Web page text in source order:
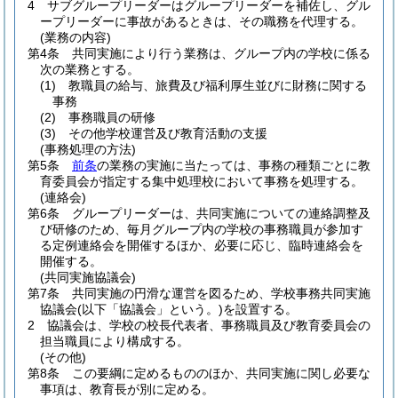
4
サブグループリーダーはグループリーダーを補佐し、グル
ープリーダーに事故があるときは、その職務を代理する。
(業務の内容)
第4条
共同実施により行う業務は、グループ内の学校に係る
次の業務とする。
(1)
教職員の給与、旅費及び福利厚生並びに財務に関する
事務
(2)
事務職員の研修
(3)
その他学校運営及び教育活動の支援
(事務処理の方法)
第5条
前条の業務の実施に当たっては、事務の種類ごとに教
育委員会が指定する集中処理校において事務を処理する。
(連絡会)
第6条
グループリーダーは、共同実施についての連絡調整及
び研修のため、毎月グループ内の学校の事務職員が参加す
る定例連絡会を開催するほか、必要に応じ、臨時連絡会を
開催する。
(共同実施協議会)
第7条
共同実施の円滑な運営を図るため、学校事務共同実施
協議会(以下「協議会」という。)を設置する。
2
協議会は、学校の校長代表者、事務職員及び教育委員会の
担当職員により構成する。
(その他)
第8条
この要綱に定めるもののほか、共同実施に関し必要な
事項は、教育長が別に定める。